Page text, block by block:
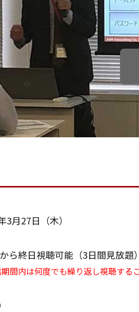
3月27日（木）
ら終日視聴可能（3日間見放題）
間内は何度でも繰り返し視聴する